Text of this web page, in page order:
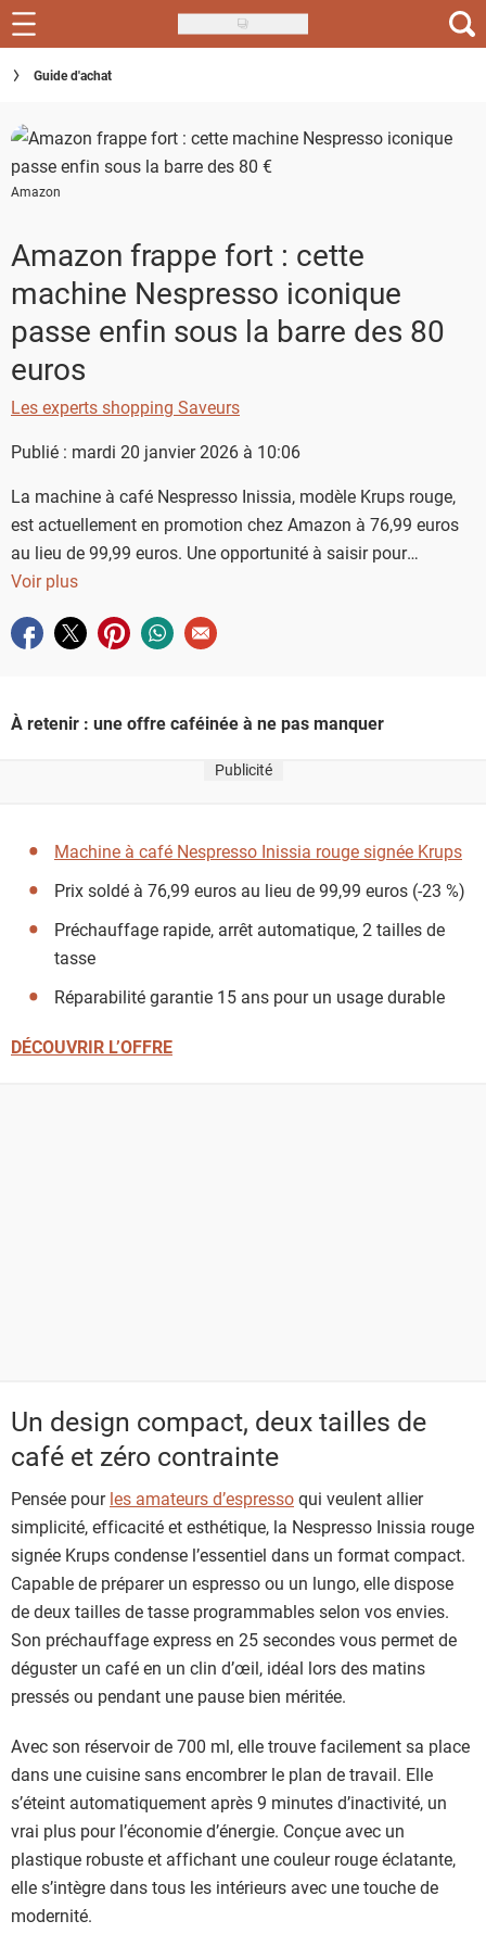
Skip
to
main
Recettes
Inspirations
Conseils
Actus
Téléchargez l'app Saveurs Recettes
Guide d'achat
Guide d'achat
Amazon
Amazon frappe fort : cette
machine Nespresso iconique
passe enfin sous la barre des 80
euros
Les experts shopping Saveurs
Publié : mardi 20 janvier 2026 à 10:06
La machine à café Nespresso Inissia, modèle Krups rouge,
est actuellement en promotion chez Amazon à 76,99 euros
au lieu de 99,99 euros. Une opportunité à saisir pour
sublimer vos pauses café.
Voir plus
Partager sur facebook
Partager sur twitter
Partager sur pinterest
Partager sur whatsapp
Envoyer à un ami
À retenir : une offre caféinée à ne pas manquer
Publicité
Machine à café Nespresso Inissia rouge signée Krups
Prix soldé à 76,99 euros au lieu de 99,99 euros (-23 %)
Préchauffage rapide, arrêt automatique, 2 tailles de
tasse
Réparabilité garantie 15 ans pour un usage durable
DÉCOUVRIR L’OFFRE
Un design compact, deux tailles de
café et zéro contrainte
Pensée pourles amateurs d’espressoqui veulent allier
simplicité, efficacité et esthétique, la Nespresso Inissia rouge
signée Krups condense l’essentiel dans un format compact.
Capable de préparer un espresso ou un lungo, elle dispose
de deux tailles de tasse programmables selon vos envies.
Son préchauffage express en 25 secondes vous permet de
déguster un café en un clin d’œil, idéal lors des matins
pressés ou pendant une pause bien méritée.
Avec son réservoir de 700 ml, elle trouve facilement sa place
dans une cuisine sans encombrer le plan de travail. Elle
s’éteint automatiquement après 9 minutes d’inactivité, un
vrai plus pour l’économie d’énergie. Conçue avec un
plastique robuste et affichant une couleur rouge éclatante,
elle s’intègre dans tous les intérieurs avec une touche de
modernité.